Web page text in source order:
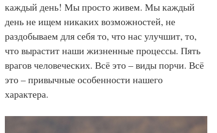
каждый день! Мы просто живем. Мы каждый
день не ищем никаких возможностей, не
раздобываем для себя то, что нас улучшит, то,
что вырастит наши жизненные процессы. Пять
врагов человеческих. Всё это – виды порчи. Всё
это – привычные особенности нашего
характера.